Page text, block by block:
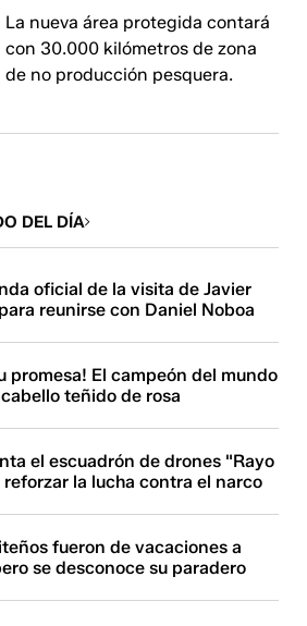
La nueva área protegida contará
con 30.000 kilómetros de zona
de no producción pesquera.
DEL DÍA
oficial de la visita de Javier
reunirse con Daniel Noboa
promesa! El campeón del mundo
teñido de rosa
el escuadrón de drones "Rayo
la lucha contra el narco
fueron de vacaciones a
se desconoce su paradero